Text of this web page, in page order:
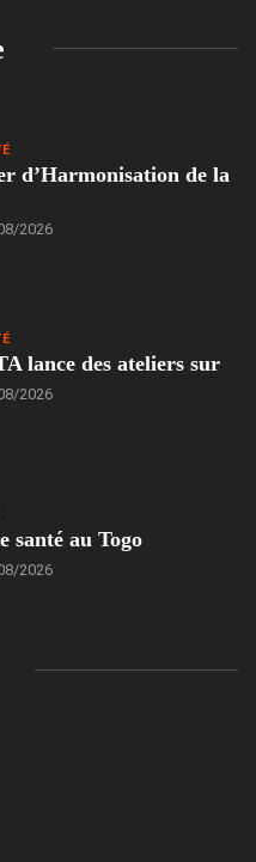
d’Harmonisation de la
2026
lance des ateliers sur
2026
santé au Togo
2026